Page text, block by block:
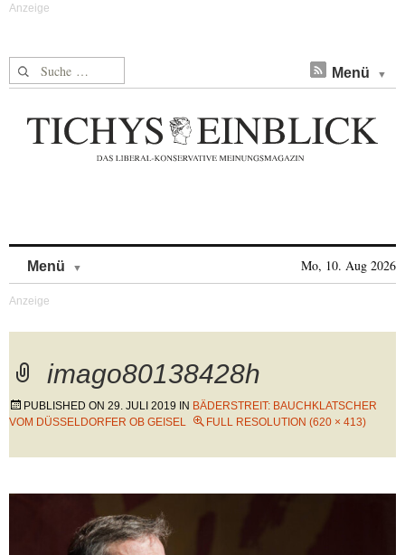
Suche nach: Menü
Menü Mo, 10. Aug 2026
imago80138428h
PUBLISHED ON 29. JULI 2019 IN BÄDERSTREIT: BAUCHKLATSCHER
VOM DÜSSELDORFER OB GEISEL
FULL RESOLUTION (620 × 413)